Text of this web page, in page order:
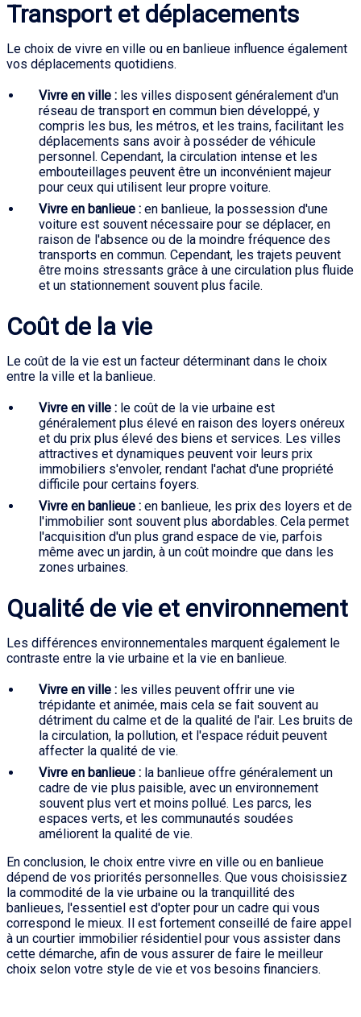
Transport et déplacements
Le choix de vivre en ville ou en banlieue influence également
vos déplacements quotidiens.
Vivre en ville : les villes disposent généralement d'un
réseau de transport en commun bien développé, y
compris les bus, les métros, et les trains, facilitant les
déplacements sans avoir à posséder de véhicule
personnel. Cependant, la circulation intense et les
embouteillages peuvent être un inconvénient majeur
pour ceux qui utilisent leur propre voiture.
Vivre en banlieue : en banlieue, la possession d'une
voiture est souvent nécessaire pour se déplacer, en
raison de l'absence ou de la moindre fréquence des
transports en commun. Cependant, les trajets peuvent
être moins stressants grâce à une circulation plus fluide
et un stationnement souvent plus facile.
Coût de la vie
Le coût de la vie est un facteur déterminant dans le choix
entre la ville et la banlieue.
Vivre en ville : le coût de la vie urbaine est
généralement plus élevé en raison des loyers onéreux
et du prix plus élevé des biens et services. Les villes
attractives et dynamiques peuvent voir leurs prix
immobiliers s'envoler, rendant l'achat d'une propriété
difficile pour certains foyers.
Vivre en banlieue : en banlieue, les prix des loyers et de
l'immobilier sont souvent plus abordables. Cela permet
l'acquisition d'un plus grand espace de vie, parfois
même avec un jardin, à un coût moindre que dans les
zones urbaines.
Qualité de vie et environnement
Les différences environnementales marquent également le
contraste entre la vie urbaine et la vie en banlieue.
Vivre en ville : les villes peuvent offrir une vie
trépidante et animée, mais cela se fait souvent au
détriment du calme et de la qualité de l'air. Les bruits de
la circulation, la pollution, et l'espace réduit peuvent
affecter la qualité de vie.
Vivre en banlieue : la banlieue offre généralement un
cadre de vie plus paisible, avec un environnement
souvent plus vert et moins pollué. Les parcs, les
espaces verts, et les communautés soudées
améliorent la qualité de vie.
En conclusion, le choix entre vivre en ville ou en banlieue
dépend de vos priorités personnelles. Que vous choisissiez
la commodité de la vie urbaine ou la tranquillité des
banlieues, l'essentiel est d'opter pour un cadre qui vous
correspond le mieux. Il est fortement conseillé de faire appel
à un courtier immobilier résidentiel pour vous assister dans
cette démarche, afin de vous assurer de faire le meilleur
choix selon votre style de vie et vos besoins financiers.